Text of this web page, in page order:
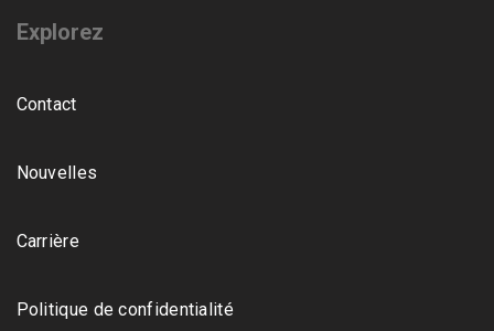
Explorez
Contact
Nouvelles
Carrière
Politique de confidentialité